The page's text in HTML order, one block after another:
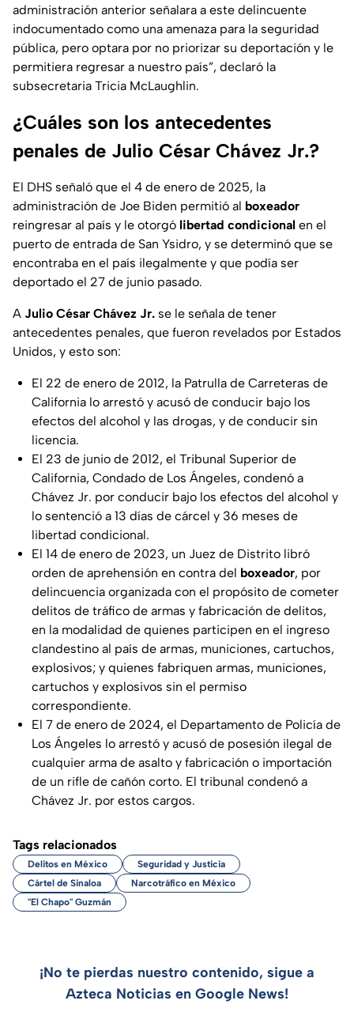
administración anterior señalara a este delincuente
indocumentado como una amenaza para la seguridad
pública, pero optara por no priorizar su deportación y le
permitiera regresar a nuestro país”, declaró la
subsecretaria Tricia McLaughlin.
¿Cuáles son los antecedentes
penales de Julio César Chávez Jr.?
El DHS señaló que el 4 de enero de 2025, la
administración de Joe Biden permitió al boxeador
reingresar al país y le otorgó libertad condicional en el
puerto de entrada de San Ysidro, y se determinó que se
encontraba en el país ilegalmente y que podía ser
deportado el 27 de junio pasado.
A Julio César Chávez Jr. se le señala de tener
antecedentes penales, que fueron revelados por Estados
Unidos, y esto son:
El 22 de enero de 2012, la Patrulla de Carreteras de
California lo arrestó y acusó de conducir bajo los
efectos del alcohol y las drogas, y de conducir sin
licencia.
El 23 de junio de 2012, el Tribunal Superior de
California, Condado de Los Ángeles, condenó a
Chávez Jr. por conducir bajo los efectos del alcohol y
lo sentenció a 13 días de cárcel y 36 meses de
libertad condicional.
El 14 de enero de 2023, un Juez de Distrito libró
orden de aprehensión en contra del boxeador, por
delincuencia organizada con el propósito de cometer
delitos de tráfico de armas y fabricación de delitos,
en la modalidad de quienes participen en el ingreso
clandestino al país de armas, municiones, cartuchos,
explosivos; y quienes fabriquen armas, municiones,
cartuchos y explosivos sin el permiso
correspondiente.
El 7 de enero de 2024, el Departamento de Policía de
Los Ángeles lo arrestó y acusó de posesión ilegal de
cualquier arma de asalto y fabricación o importación
de un rifle de cañón corto. El tribunal condenó a
Chávez Jr. por estos cargos.
Tags relacionados
Delitos en México
Seguridad y Justicia
Cártel de Sinaloa
Narcotráfico en México
"El Chapo" Guzmán
¡No te pierdas nuestro contenido, sigue a
Azteca Noticias en Google News!